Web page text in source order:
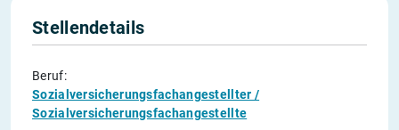
Stellendetails
Beruf:
Sozialversicherungsfachangestellter /
Sozialversicherungsfachangestellte